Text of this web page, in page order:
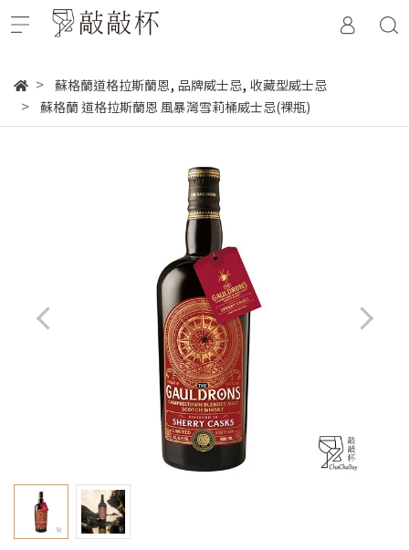
蘇格蘭道格拉斯蘭恩, 品牌威士忌, 收藏型威士忌
蘇格蘭 道格拉斯蘭恩 風暴灣雪莉桶威士忌(裸瓶)